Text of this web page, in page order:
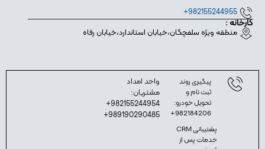
982155244955+
کارخانه :
منطقه ویژه سلفچگان،خیابان استاندارد،خیابان رفاه
پیگیری روند
ثبت نام و
تحویل خودرو:
982184206+
پشتیبانی CRM
خدمات پس از
واحد امداد
مشتریان:
982155244954+
989190290485+